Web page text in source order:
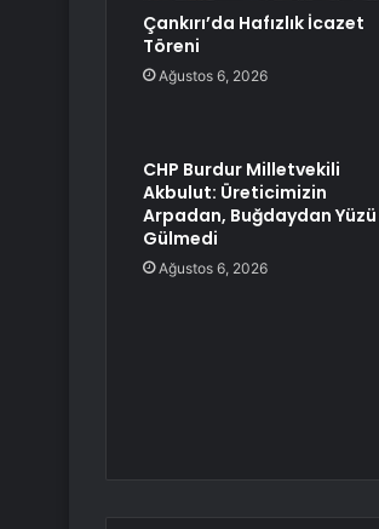
Çankırı’da Hafızlık İcazet
Töreni
Ağustos 6, 2026
CHP Burdur Milletvekili
Akbulut: Üreticimizin
Arpadan, Buğdaydan Yüzü
Gülmedi
Ağustos 6, 2026